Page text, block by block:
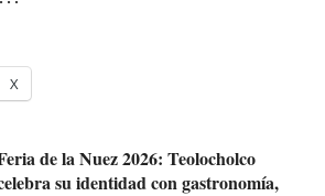
X
de la Nuez 2026: Teolocholco
su identidad con gastronomía,